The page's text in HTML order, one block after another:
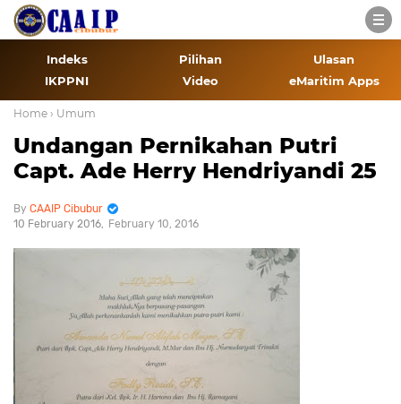
Indeks Pilihan
Ulasan
IKPPNI
Video eMaritim Apps
Home › Umum
Undangan Pernikahan Putri
Capt. Ade Herry Hendriyandi 25
CAAIP Cibubur
10 February 2016
February 10, 2016